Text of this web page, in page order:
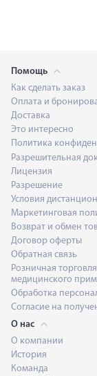
Помощь
Как сделать заказ
Оплата и
Доставка
Это интересно
Политика
Разрешительная
Лицензия
Разрешение
Условия
Маркетинговая
Возврат и обмен
Договор оферты
Обратная связь
Розничная
медицинского
Обработка
Согласие на
О нас
О компании
История
Команда